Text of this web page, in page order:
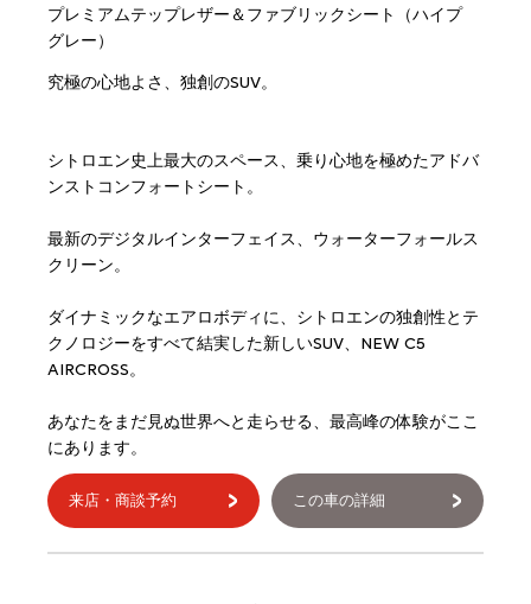
プレミアムテップレザー＆ファブリックシート（ハイプ
グレー）
究極の心地よさ、独創のSUV。
シトロエン史上最大のスペース、乗り心地を極めたアドバ
ンストコンフォートシート。
最新のデジタルインターフェイス、ウォーターフォールス
クリーン。
ダイナミックなエアロボディに、シトロエンの独創性とテ
クノロジーをすべて結実した新しいSUV、NEW C5
AIRCROSS。
あなたをまだ見ぬ世界へと走らせる、最高峰の体験がここ
にあります。
来店・商談予約 この車の詳細